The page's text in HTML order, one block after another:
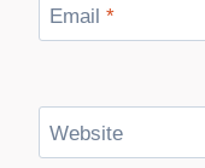
Email *
Website